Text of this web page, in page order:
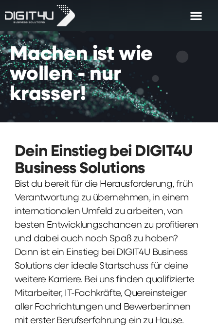
Machen ist wie
wollen - nur
krasser!
Dein Einstieg bei DIGIT4U
Business Solutions
Bist du bereit für die Herausforderung, früh
Verantwortung zu übernehmen, in einem
internationalen Umfeld zu arbeiten, von
besten Entwicklungschancen zu profitieren
und dabei auch noch Spaß zu haben?
Dann ist ein Einstieg bei DIGIT4U Business
Solutions der ideale Startschuss für deine
weitere Karriere. Bei uns finden qualifizierte
Mitarbeiter, IT-Fachkräfte, Quereinsteiger
aller Fachrichtungen und Bewerber:innen
mit erster Berufserfahrung ein zu Hause.